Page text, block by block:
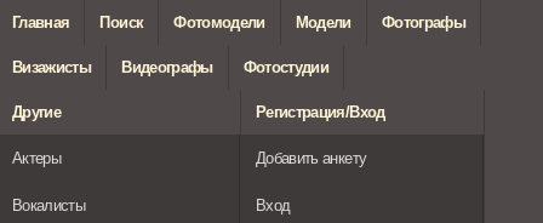
Главная Поиск Фотомодели Модели Фотографы
Визажисты Видеографы Фотостудии
Другие
Актеры
Вокалисты
Регистрация/Вход
Добавить анкету
Вход